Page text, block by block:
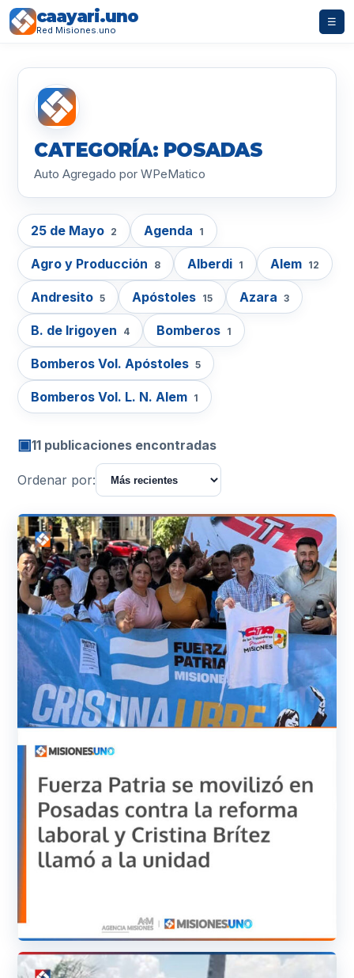
caayari.uno
Red Misiones.uno
☰
CATEGORÍA: POSADAS
Auto Agregado por WPeMatico
25 de Mayo 2 Agenda 1
Agro y Producción 8 Alberdi 1 Alem 12
Andresito 5 Apóstoles 15 Azara 3
B. de Irigoyen 4 Bomberos 1
Bomberos Vol. Apóstoles 5
Bomberos Vol. L. N. Alem 1
▣11 publicaciones encontradas
Ordenar por: